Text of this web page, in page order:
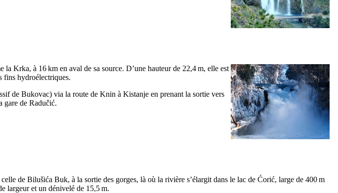
la Krka, à 16 km en aval de sa source. D’une hauteur de 22,4 m, elle est
fins hydroélectriques.
de Bukovac) via la route de Knin à Kistanje en prenant la sortie vers
gare de Radučić.
de Bilušića Buk, à la sortie des gorges, là où la rivière s’élargit dans le lac de Ćorić, large de 400 m
largeur et un dénivelé de 15,5 m.